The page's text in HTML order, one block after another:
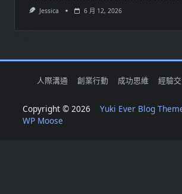
Jessica 6 月 12, 2026
人際溝通 創業行動 成功思維 經驗
Copyright © 2026 Yuki Ever Blog
WP Moose